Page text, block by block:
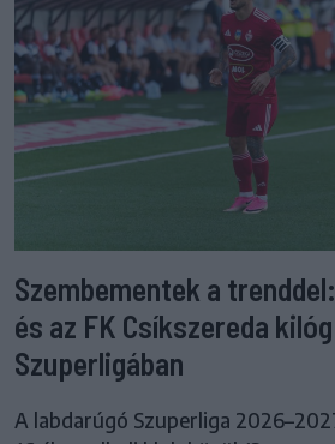
Szembementek a
és az FK Csíkszereda
Szuperligában
A labdarúgó Szuperliga